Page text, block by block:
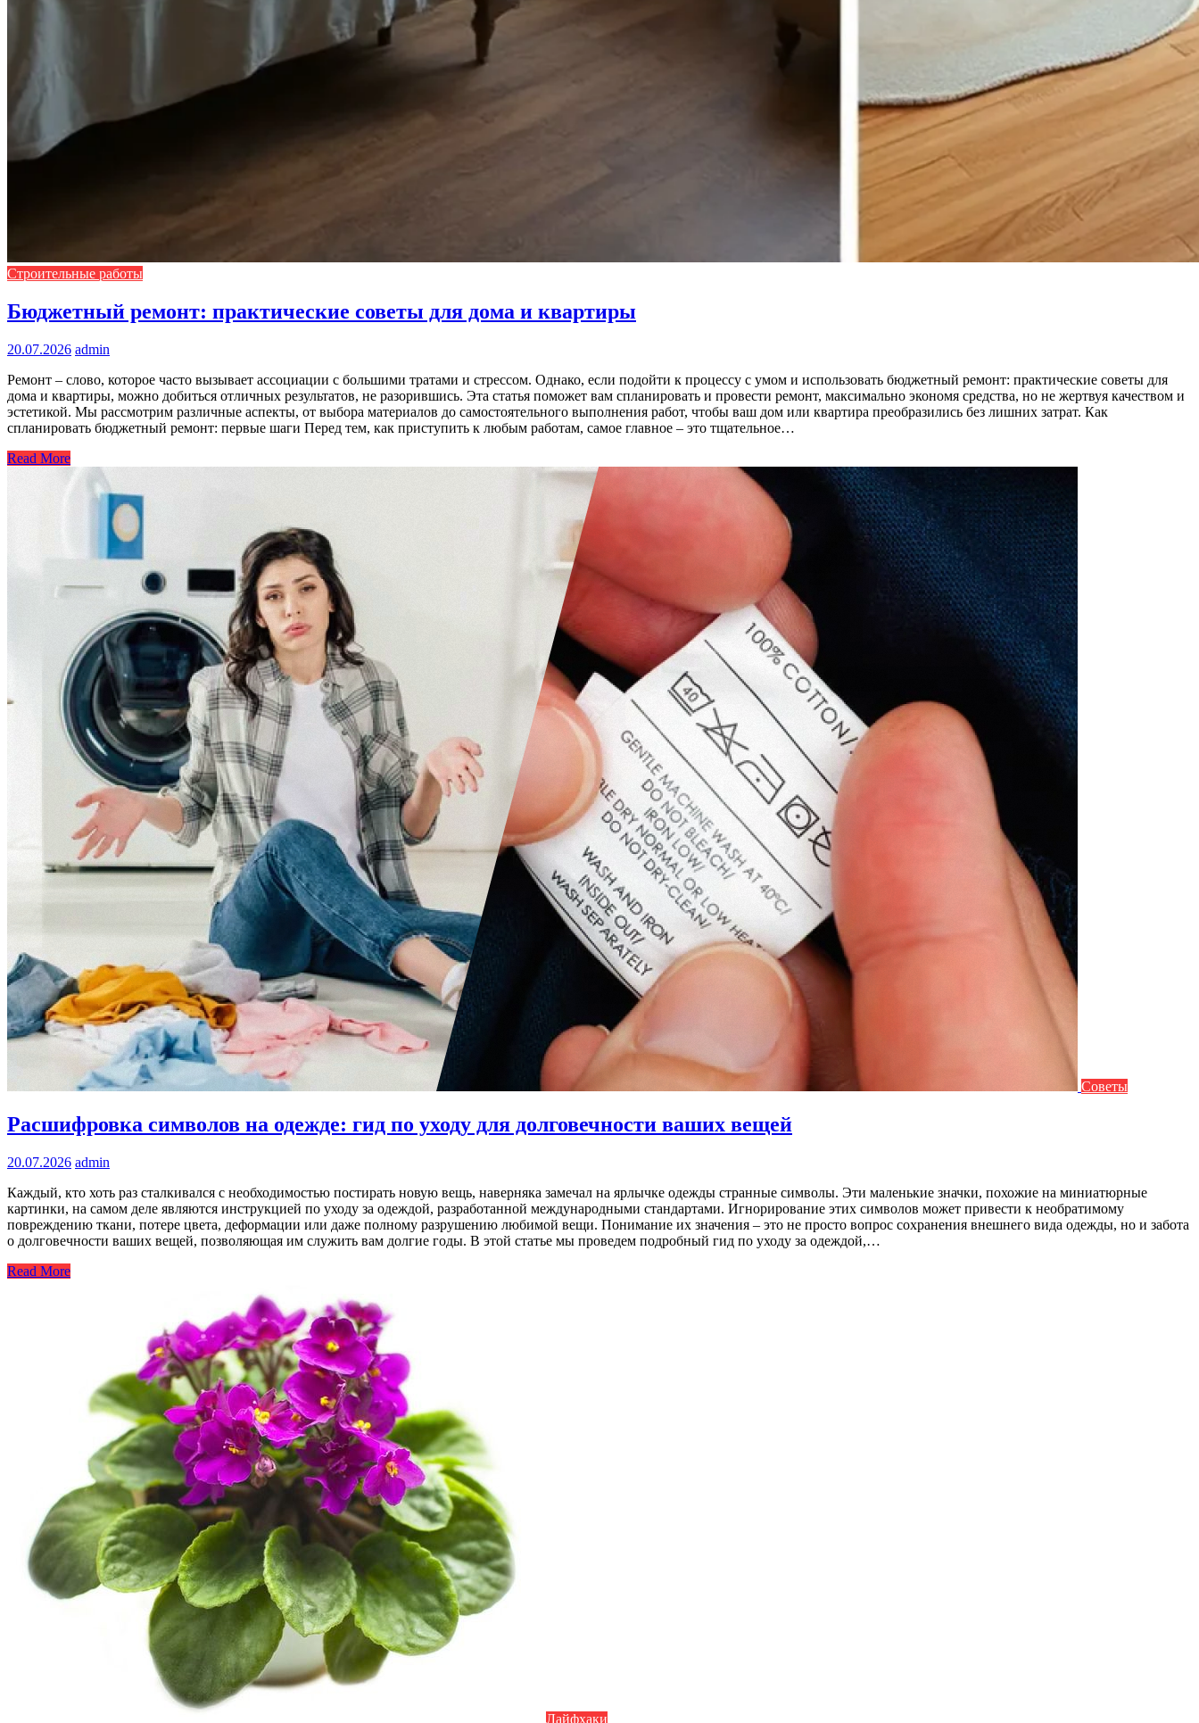
Строительные работы
Бюджетный ремонт: практические советы для дома и квартиры
20.07.2026 admin
Ремонт – слово, которое часто вызывает ассоциации с большими тратами и стрессом. Однако, если подойти к процессу с умом и использовать бюджетный ремонт: практические советы для
дома и квартиры, можно добиться отличных результатов, не разорившись. Эта статья поможет вам спланировать и провести ремонт, максимально экономя средства, но не жертвуя качеством и
эстетикой. Мы рассмотрим различные аспекты, от выбора материалов до самостоятельного выполнения работ, чтобы ваш дом или квартира преобразились без лишних затрат. Как
спланировать бюджетный ремонт: первые шаги Перед тем, как приступить к любым работам, самое главное – это тщательное…
Read More
Советы
Расшифровка символов на одежде: гид по уходу для долговечности ваших вещей
20.07.2026 admin
Каждый, кто хоть раз сталкивался с необходимостью постирать новую вещь, наверняка замечал на ярлычке одежды странные символы. Эти маленькие значки, похожие на миниатюрные
картинки, на самом деле являются инструкцией по уходу за одеждой, разработанной международными стандартами. Игнорирование этих символов может привести к необратимому
повреждению ткани, потере цвета, деформации или даже полному разрушению любимой вещи. Понимание их значения – это не просто вопрос сохранения внешнего вида одежды, но и забота
о долговечности ваших вещей, позволяющая им служить вам долгие годы. В этой статье мы проведем подробный гид по уходу за одеждой,…
Read More
Лайфхаки